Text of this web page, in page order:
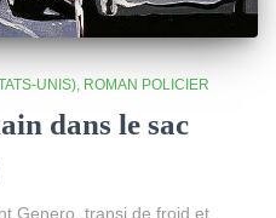
UNIS) ROMAN POLICIER
dans le sac
Genero, transi de froid et